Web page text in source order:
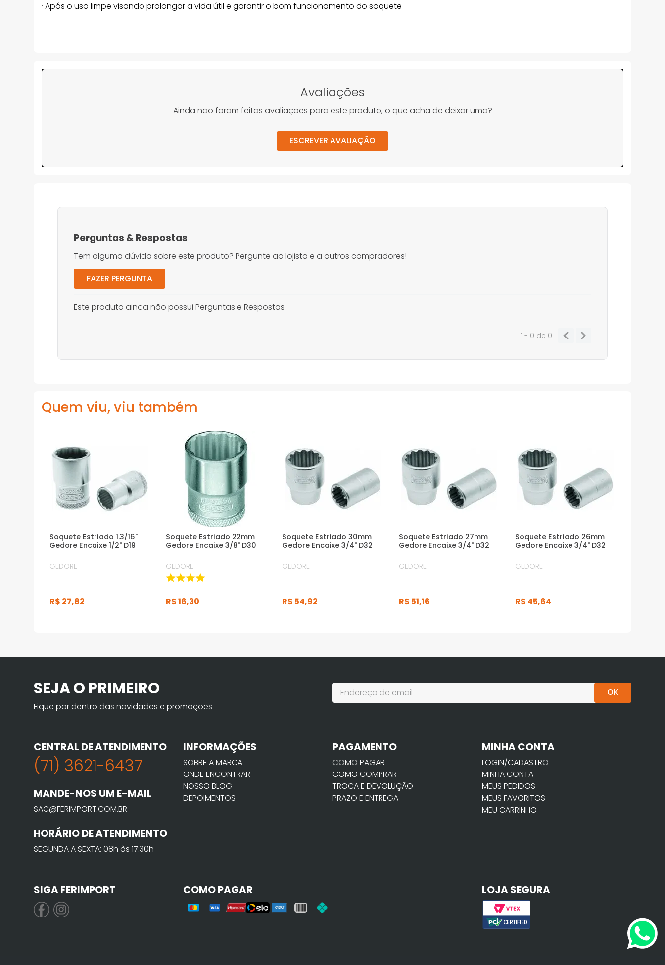
· Após o uso limpe visando prolongar a vida útil e garantir o bom funcionamento do soquete
Avaliações
Ainda não foram feitas avaliações para este produto, o que acha de deixar uma?
ESCREVER AVALIAÇÃO
Perguntas &Respostas
Tem alguma dúvida sobre este produto? Pergunte ao lojista e a outros compradores!
FAZER PERGUNTA
Este produto ainda não possui Perguntas e Respostas.
1 - 0 de 0
Quem viu, viu também
Soquete Estriado 1.3/16"
Gedore Encaixe 1/2" D19
GEDORE
R$ 27,82
Soquete Estriado 22mm
Gedore Encaixe 3/8" D30
GEDORE
R$16,30
Soquete Estriado 30mm
Gedore Encaixe 3/4" D32
GEDORE
R$ 54,92
Soquete Estriado 27mm
Gedore Encaixe 3/4" D32
GEDORE
R$ 51,16
Soquete Estriado 26mm
Gedore Encaixe 3/4" D32
GEDORE
R$ 45,64
SEJA O PRIMEIRO
Fique por dentro das novidades e promoções
OK
CENTRAL DE ATENDIMENTO
(71) 3621-6437
MANDE-NOS UM E-MAIL
SAC@FERIMPORT.COM.BR
HORÁRIO DE ATENDIMENTO
SEGUNDA A SEXTA: 08h às 17:30h
INFORMAÇÕES
SOBRE A MARCA
ONDE ENCONTRAR
NOSSO BLOG
DEPOIMENTOS
PAGAMENTO
COMO PAGAR
COMO COMPRAR
TROCA E DEVOLUÇÃO
PRAZO E ENTREGA
MINHA CONTA
LOGIN/CADASTRO
MINHA CONTA
MEUS PEDIDOS
MEUS FAVORITOS
MEU CARRINHO
SIGA FERIMPORT COMO PAGAR LOJA SEGURA